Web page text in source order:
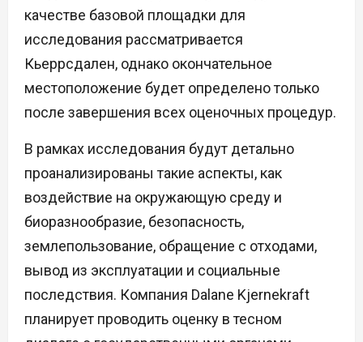
качестве базовой площадки для
исследования рассматривается
Кьеррсдален, однако окончательное
местоположение будет определено только
после завершения всех оценочных процедур.
В рамках исследования будут детально
проанализированы такие аспекты, как
воздействие на окружающую среду и
биоразнообразие, безопасность,
землепользование, обращение с отходами,
вывод из эксплуатации и социальные
последствия. Компания Dalane Kjernekraft
планирует проводить оценку в тесном